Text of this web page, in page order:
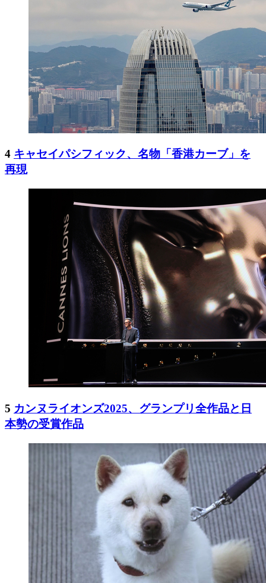
4 キャセイパシフィック、名物「香港カーブ」を
再現
5 カンヌライオンズ2025、グランプリ全作品と日
本勢の受賞作品